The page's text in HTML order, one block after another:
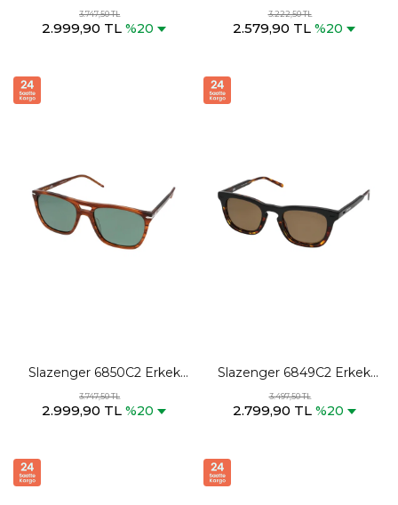
Mavi Güneş Gözlüğü
3.747,50 TL
2.999,90 TL %20
Siyah Güneş Gözlüğü
3.222,50 TL
2.579,90 TL %20
Slazenger 6850C2 Erkek
Kahve Güneş Gözlüğü
3.747,50 TL
2.999,90 TL %20
Slazenger 6849C2 Erkek
Kahve Güneş Gözlüğü
3.497,50 TL
2.799,90 TL %20